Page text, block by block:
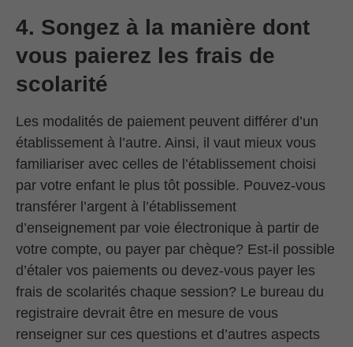
4. Songez à la manière dont
vous paierez les frais de
scolarité
Les modalités de paiement peuvent différer d’un
établissement à l’autre. Ainsi, il vaut mieux vous
familiariser avec celles de l’établissement choisi
par votre enfant le plus tôt possible. Pouvez-vous
transférer l’argent à l’établissement
d’enseignement par voie électronique à partir de
votre compte, ou payer par chèque? Est-il possible
d’étaler vos paiements ou devez-vous payer les
frais de scolarités chaque session? Le bureau du
registraire devrait être en mesure de vous
renseigner sur ces questions et d’autres aspects